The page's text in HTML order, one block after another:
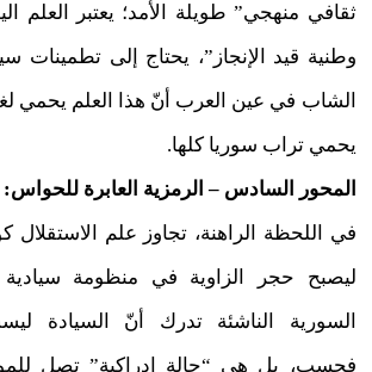
ثقافي منهجي” طويلة الأمد؛ يعتبر العلم
وطنية قيد الإنجاز”، يحتاج إلى تطمينات
الشاب في عين العرب أنّ هذا العلم يحمي
يحمي تراب سوريا كلها.
المحور السادس – الرمزية العابرة للحواس:
في اللحظة الراهنة، تجاوز علم الاستقلال
ليصبح حجر الزاوية في منظومة سيادية
السورية الناشئة تدرك أنّ السيادة
فحسب، بل هي “حالة إدراكية” تصل